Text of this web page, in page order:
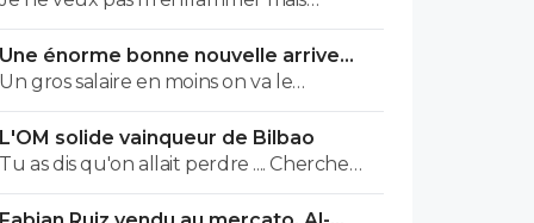
franchement et objectivement cette
équipe m'a séduit hier a part quelques
éléments qu'il faut vraiment supprimer
style harit et une défense a renforcer le
style de jeu proposé vers l'avant rapide la
signature de genesio me plaît
énormément simple et efficace j'étais
Une énorme bonne nouvelle arrive
lundi à l'OM
Un gros salaire en moins on va le
remplacer par un jeune du centre de
formation..je pense que l ol peux faire
monter ses jeunes
L'OM solide vainqueur de Bilbao
Tu as dis qu'on allait perdre .... Cherche
pas et assume !